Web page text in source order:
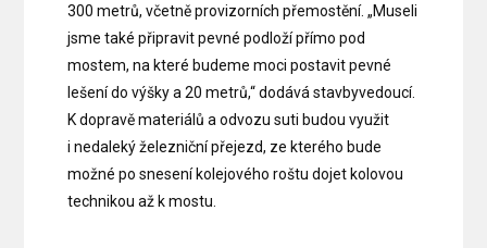
300 metrů, včetně provizorních přemostění. „Museli
jsme také připravit pevné podloží přímo pod
mostem, na které budeme moci postavit pevné
lešení do výšky a 20 metrů,“ dodává stavbyvedoucí.
K dopravě materiálů a odvozu suti budou využit
i nedaleký železniční přejezd, ze kterého bude
možné po snesení kolejového roštu dojet kolovou
technikou až k mostu.